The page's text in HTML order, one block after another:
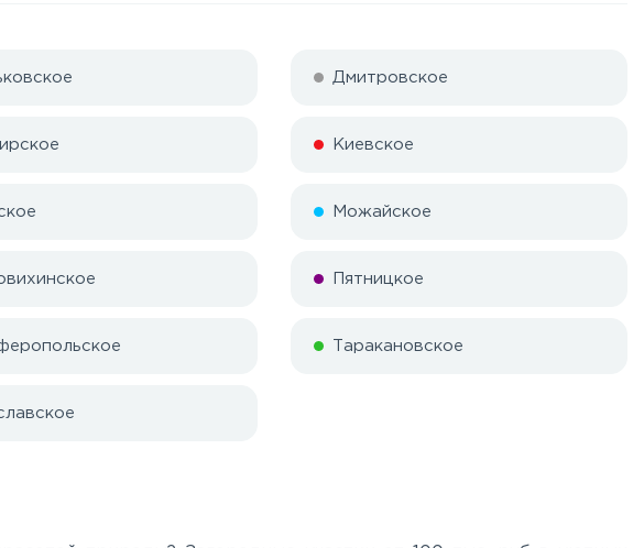
Дмитровское
Киевское
Можайское
Пятницкое
Таракановское